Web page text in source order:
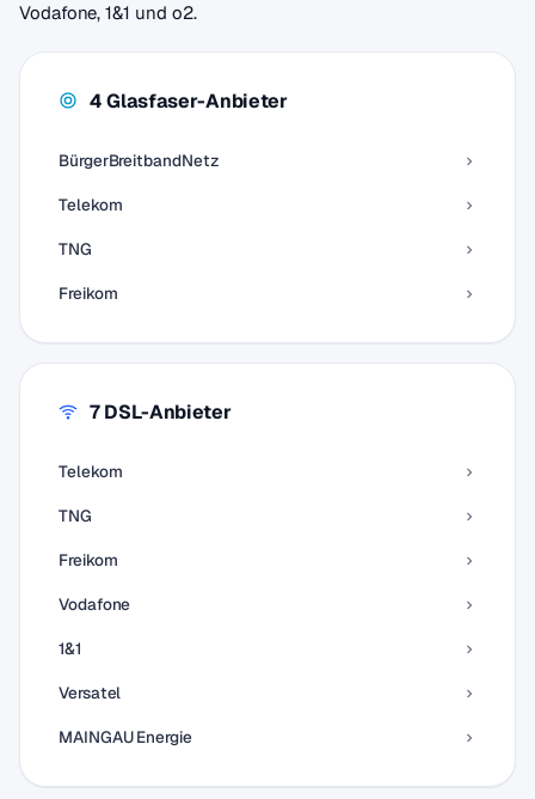
Vodafone, 1&1 und o2.
4 Glasfaser-Anbieter
BürgerBreitbandNetz
Telekom
TNG
Freikom
7 DSL-Anbieter
Telekom
TNG
Freikom
Vodafone
1&1
Versatel
MAINGAU Energie